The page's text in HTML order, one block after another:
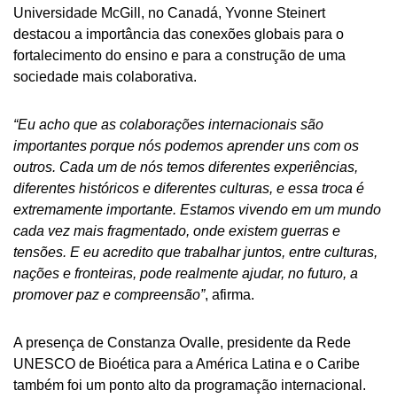
Universidade McGill, no Canadá, Yvonne Steinert
destacou a importância das conexões globais para o
fortalecimento do ensino e para a construção de uma
sociedade mais colaborativa.
“Eu acho que as colaborações internacionais são
importantes porque nós podemos aprender uns com os
outros. Cada um de nós temos diferentes experiências,
diferentes históricos e diferentes culturas, e essa troca é
extremamente importante. Estamos vivendo em um mundo
cada vez mais fragmentado, onde existem guerras e
tensões. E eu acredito que trabalhar juntos, entre culturas,
nações e fronteiras, pode realmente ajudar, no futuro, a
promover paz e compreensão”, afirma.
A presença de Constanza Ovalle, presidente da Rede
UNESCO de Bioética para a América Latina e o Caribe
também foi um ponto alto da programação internacional.